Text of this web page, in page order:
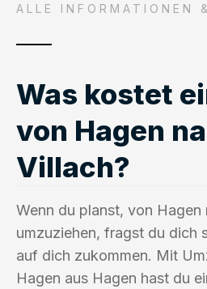
ALLE INFORMATIONEN
Was kostet
von Hagen
Villach?
Wenn du planst, von Hagen
umzuziehen, fragst du dich
auf dich zukommen. Mit
Hagen aus Hagen hast du